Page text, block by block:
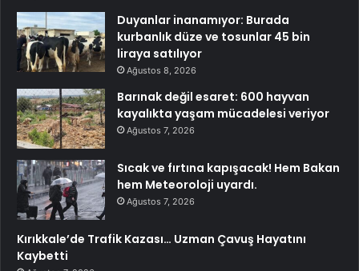
Duyanlar inanamıyor: Burada
kurbanlık düze ve tosunlar 45 bin
liraya satılıyor
Ağustos 8, 2026
Barınak değil esaret: 600 hayvan
kayalıkta yaşam mücadelesi veriyor
Ağustos 7, 2026
Sıcak ve fırtına kapışacak! Hem Bakan
hem Meteoroloji uyardı.
Ağustos 7, 2026
Kırıkkale’de Trafik Kazası… Uzman Çavuş Hayatını
Kaybetti